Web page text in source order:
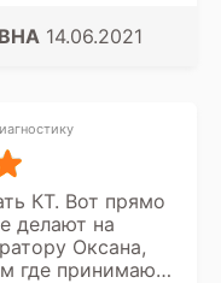
14.06.2021
КТ. Вот прямо
делают на
Оксана,
где принимают